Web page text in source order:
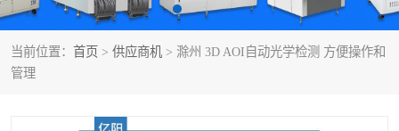
当前位置： 首页 > 供应商机 > 滁州 3D AOI自动光学检测 方便操作和
管理
刷机 VERSAFLOW-335
回流焊HOTFLOW 3/20e 波峰焊
BGA返修台HR600/2 自动光学检测TR7700QE